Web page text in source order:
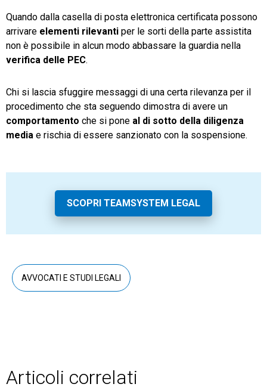
Quando dalla casella di posta elettronica certificata possono
arrivare elementi rilevanti per le sorti della parte assistita
non è possibile in alcun modo abbassare la guardia nella
verifica delle PEC.
Chi si lascia sfuggire messaggi di una certa rilevanza per il
procedimento che sta seguendo dimostra di avere un
comportamento che si pone al di sotto della diligenza
media e rischia di essere sanzionato con la sospensione.
SCOPRI TEAMSYSTEM LEGAL
AVVOCATI E STUDI LEGALI
Articoli correlati